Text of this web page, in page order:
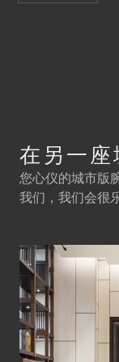
在另一座
您心仪的城市版
我们，我们会很